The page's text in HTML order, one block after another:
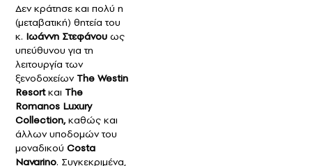
Δεν κράτησε και πολύ η
(μεταβατική) θητεία του
κ. Ιωάννη Στεφάνου ως
υπεύθυνου για τη
λειτουργία των
ξενοδοχείων The Westin
Resortκαι The
Romanos Luxury
Collection,καθώς και
άλλων υποδομών του
μοναδικού Costa
Navarino. Συγκεκριμένα,